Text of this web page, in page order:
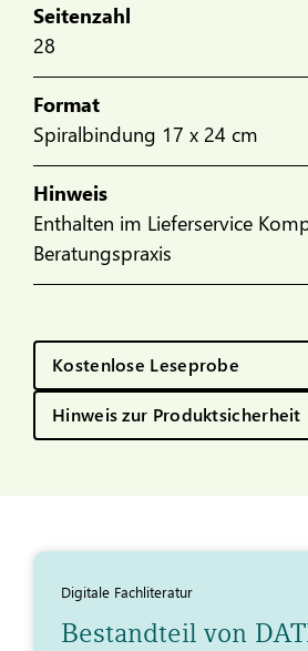
Seitenzahl
28
Format
Spiralbindung 17 x 24 cm
Hinweis
Enthalten im Lieferservice
Beratungspraxis
Kostenlose Leseprobe
Hinweis zur Produktsicherheit
Digitale Fachliteratur
Bestandteil von